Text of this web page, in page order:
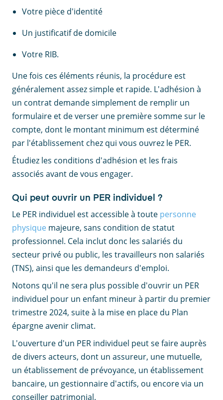
Votre pièce d'identité
Un justificatif de domicile
Votre RIB.
Une fois ces éléments réunis, la procédure est
généralement assez simple et rapide. L'adhésion à
un contrat demande simplement de remplir un
formulaire et de verser une première somme sur le
compte, dont le montant minimum est déterminé
par l'établissement chez qui vous ouvrez le PER.
Étudiez les conditions d'adhésion et les frais
associés avant de vous engager.
Qui peut ouvrir un PER individuel ?
Le PER individuel est accessible à toute personne
physique majeure, sans condition de statut
professionnel. Cela inclut donc les salariés du
secteur privé ou public, les travailleurs non salariés
(TNS), ainsi que les demandeurs d'emploi.
Notons qu'il ne sera plus possible d'ouvrir un PER
individuel pour un enfant mineur à partir du premier
trimestre 2024, suite à la mise en place du Plan
épargne avenir climat.
L'ouverture d'un PER individuel peut se faire auprès
de divers acteurs, dont un assureur, une mutuelle,
un établissement de prévoyance, un établissement
bancaire, un gestionnaire d'actifs, ou encore via un
conseiller patrimonial.